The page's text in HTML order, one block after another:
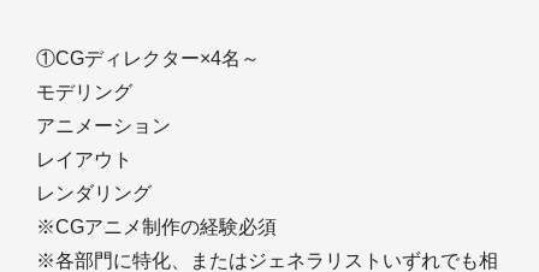
①CGディレクター×4名～
モデリング
アニメーション
レイアウト
レンダリング
※CGアニメ制作の経験必須
※各部門に特化、またはジェネラリストいずれでも相